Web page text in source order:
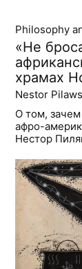
Philosophy
«Не
храмах
Nestor
О том,
афро-
Нестор